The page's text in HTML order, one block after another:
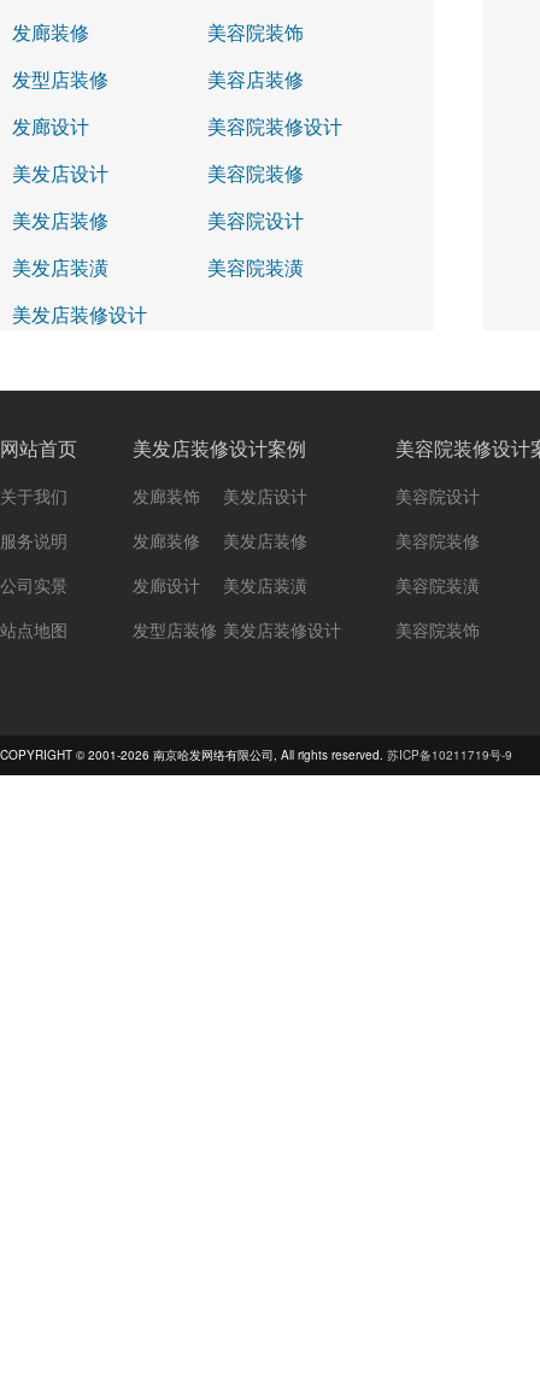
发廊装修
发型店装修
发廊设计
美发店设计
美发店装修
美发店装潢
美发店装修设计
美容院装饰
美容店装修
美容院装修设计
美容院装修
美容院设计
美容院装潢
网站首页
关于我们
服务说明
公司实景
站点地图
美发店装修设计案例
发廊装饰
发廊装修
发廊设计
发型店装修
美发店设计
美发店装修
美发店装潢
美发店装修设计
美容院装修设计
美容院设计
美容院装修
美容院装潢
美容院装饰
COPYRIGHT © 2001-2026 南京哈发网络有限公司, All rights reserved. 苏ICP备10211719号-9